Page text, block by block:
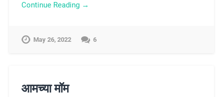
Continue Reading →
May 26, 2022 6
आमच्या मॉम